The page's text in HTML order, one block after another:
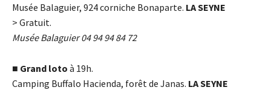
Musée Balaguier, 924 corniche Bonaparte. LA SEYNE
> Gratuit.
Musée Balaguier 04 94 94 84 72
■ Grand loto à 19h.
Camping Buffalo Hacienda, forêt de Janas. LA SEYNE